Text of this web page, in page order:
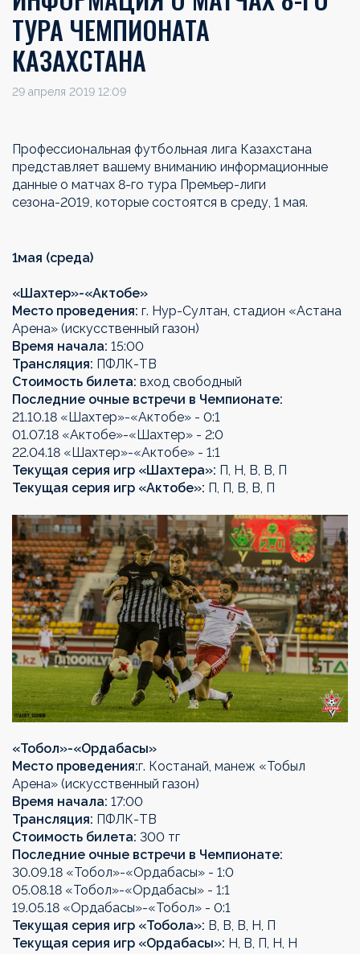
ТУРА ЧЕМПИОНАТА
КАЗАХСТАНА
29 апреля 2019 12:09
Профессиональная футбольная лига Казахстана
представляет вашему вниманию информационные
данные о матчах 8-го тура Премьер-лиги
сезона-2019, которые состоятся в среду, 1 мая.
1мая (среда)
«Шахтер»-«Актобе»
Место проведения: г. Нур-Султан, стадион «Астана
Арена» (искусственный газон)
Время начала: 15:00
Трансляция: ПФЛК-ТВ
Стоимость билета: вход свободный
Последние очные встречи в Чемпионате:
21.10.18 «Шахтер»-«Актобе» - 0:1
01.07.18 «Актобе»-«Шахтер» - 2:0
22.04.18 «Шахтер»-«Актобе» - 1:1
Текущая серия игр «Шахтера»: П, Н, В, В, П
Текущая серия игр «Актобе»: П, П, В, В, П
«Тобол»-«Ордабасы»
Место проведения:г. Костанай, манеж «Тобыл
Арена» (искусственный газон)
Время начала: 17:00
Трансляция: ПФЛК-ТВ
Стоимость билета: 300 тг
Последние очные встречи в Чемпионате:
30.09.18 «Тобол»-«Ордабасы» - 1:0
05.08.18 «Тобол»-«Ордабасы» - 1:1
19.05.18 «Ордабасы»-«Тобол» - 0:1
Текущая серия игр «Тобола»: В, В, В, Н, П
Текущая серия игр «Ордабасы»: Н, В, П, Н, Н